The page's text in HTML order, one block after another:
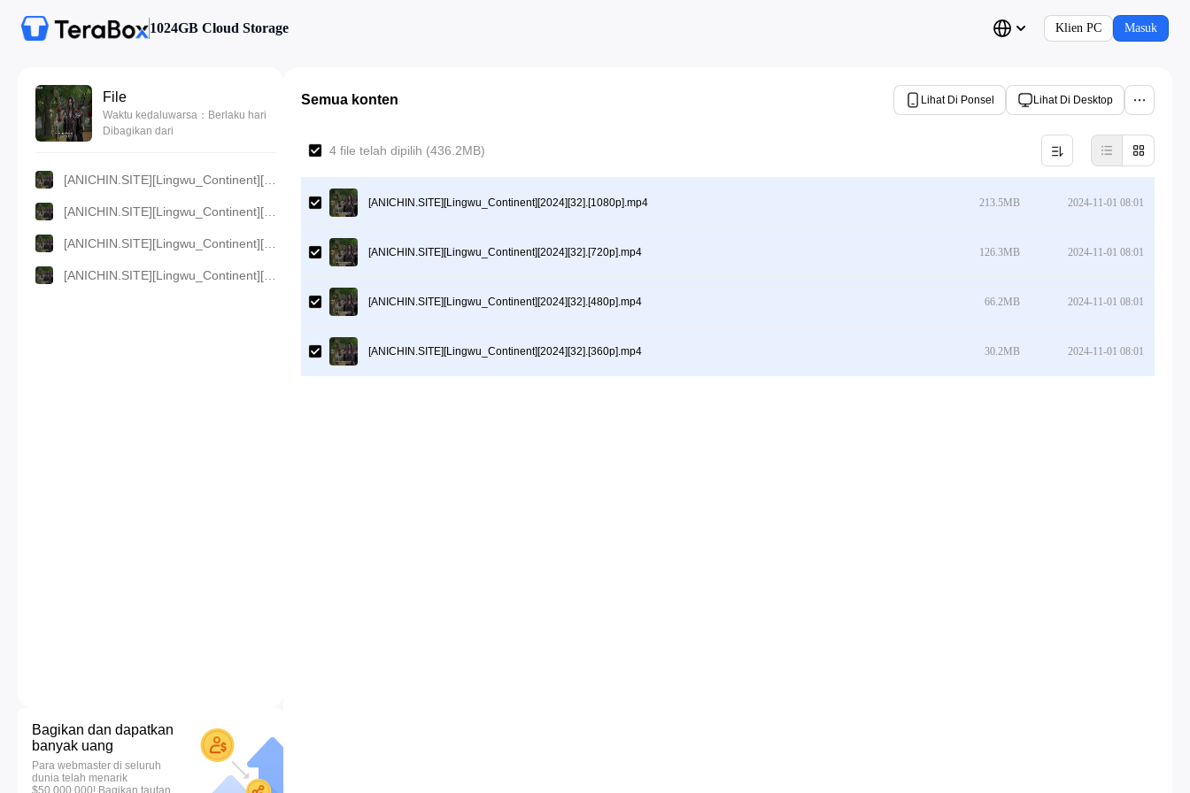
1024GB Cloud Storage Klien PC Masuk
File
Waktu kedaluwarsa：Berlaku hari
Dibagikan dari
Bagikan dan dapatkan
banyak uang
Para webmaster di seluruh
dunia telah menarik
$50.000.000! Bagikan tautan
Semua konten Lihat Di Ponsel Lihat Di Desktop
4 file telah dipilih (436.2MB)
[ANICHIN.SITE][Lingwu_Continent][2024][32].[1080p].mp4 213.5MB 2024-11-01 08:01
[ANICHIN.SITE][Lingwu_Continent][2024][32].[720p].mp4 126.3MB 2024-11-01 08:01
[ANICHIN.SITE][Lingwu_Continent][2024][32].[480p].mp4 66.2MB 2024-11-01 08:01
[ANICHIN.SITE][Lingwu_Continent][2024][32].[360p].mp4 30.2MB 2024-11-01 08:01